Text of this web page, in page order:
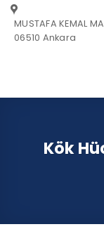
Skip
content
MUSTAFA KEMAL
06510 Ankara
Kök